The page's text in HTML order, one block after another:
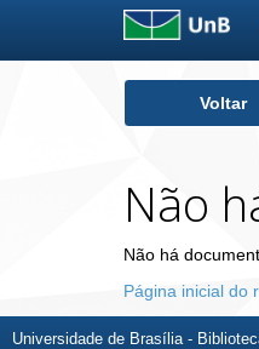
Voltar
Não
Não há
Página inicial do
Universidade de Brasília -